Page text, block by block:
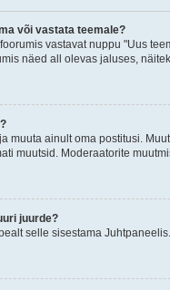
või vastata teemale?
vastavat nuppu "Uus
näed all olevas jaluses,
muuta ainult oma postitusi.
muutsid. Moderaatorite
juurde?
selle sisestama